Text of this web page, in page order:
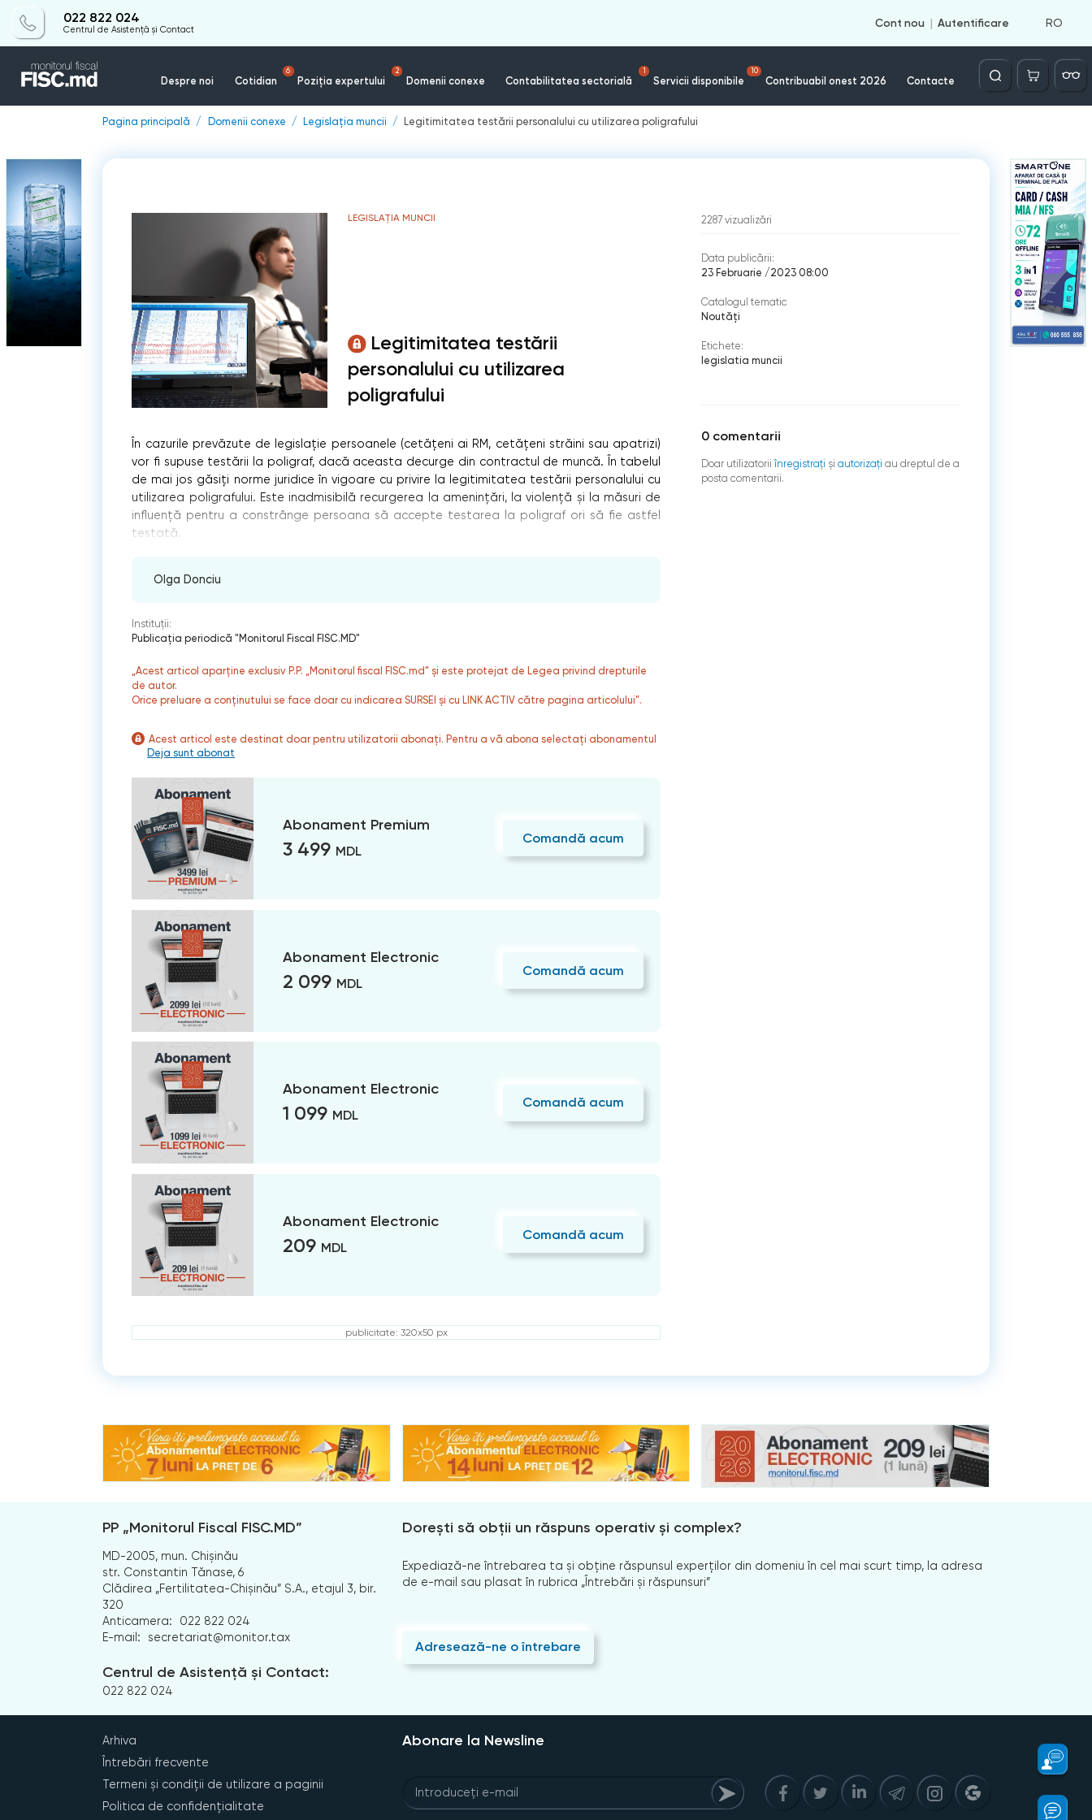
022 822 024
Centrul de Asistență și Contact
Cont nou Autentificare RO
Despre noi Cotidian
6
Poziția expertului
2
Domenii conexe Contabilitatea sectorială
1
Servicii disponibile
10
Contribuabil onest 2026 Contacte
Căutare
Pagina principală Domenii conexe Legislația muncii Legitimitatea testării personalului cu utilizarea poligrafului
LEGISLAȚIA MUNCII
Legitimitatea testării
personalului cu utilizarea
poligrafului
În cazurile prevăzute de legislație persoanele (cetăţeni ai RM, cetăţeni străini sau apatrizi)
vor fi supuse testării la poligraf, dacă aceasta decurge din contractul de muncă. În tabelul
de mai jos găsiţi norme juridice în vigoare cu privire la legitimitatea testării personalului cu
utilizarea poligrafului. Este inadmisibilă recurgerea la ameninţări, la violenţă şi la măsuri de
influenţă pentru a constrânge persoana să accepte testarea la poligraf ori să fie astfel
testată.
Olga Donciu
Instituții:
Publicaţia periodică "Monitorul Fiscal FISC.MD"
„Acest articol aparține exclusiv P.P. „Monitorul fiscal FISC.md” și este protejat de Legea privind drepturile
de autor.
Orice preluare a conținutului se face doar cu indicarea SURSEI și cu LINK ACTIV către pagina articolului”.
Acest articol este destinat doar pentru utilizatorii abonați. Pentru a vă abona selectați abonamentul
Deja sunt abonat
Abonament Premium
3 499 MDL
Comandă acum
Abonament Electronic
2 099 MDL
Comandă acum
Abonament Electronic
1 099 MDL
Comandă acum
Abonament Electronic
209 MDL
Comandă acum
publicitate: 320x50 px
2287 vizualizări
Data publicării:
23 Februarie /2023 08:00
Catalogul tematic
Noutăți
Etichete:
legislatia muncii
0 comentarii
Doar utilizatorii înregistraţi şi autorizați au dreptul de a
posta comentarii.
PP „Monitorul Fiscal FISC.MD”
MD-2005, mun. Chișinău
str. Constantin Tănase, 6
Clădirea „Fertilitatea-Chișinău” S.A., etajul 3, bir.
320
Anticamera:
022 822 024
E-mail:
secretariat@monitor.tax
Centrul de Asistență și Contact:
022 822 024
Dorești să obții un răspuns operativ și complex?
Expediază-ne întrebarea ta și obține răspunsul experților din domeniu în cel mai scurt timp, la adresa
de e-mail sau plasat în rubrica „Întrebări și răspunsuri”
Adresează-ne o întrebare
Arhiva
Întrebări frecvente
Termeni și condiții de utilizare a paginii
Politica de confidențialitate
Abonare la Newsline